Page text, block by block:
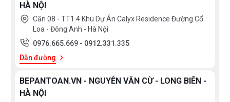
HÀ NỘI
Căn 08 - TT1.4 Khu Dự Án Calyx Residence Đường Cổ
Loa - Đông Anh - Hà Nội
0976.665.669 - 0912.331.335
Dẫn đường
BEPANTOAN.VN - NGUYỄN VĂN CỪ - LONG BIÊN -
HÀ NỘI